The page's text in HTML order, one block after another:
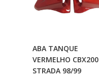
Adicionar Ao
Carrinho
ABA TANQUE
VERMELHO CBX200
STRADA 98/99